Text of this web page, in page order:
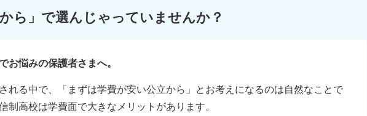
から」で選んじゃっていませんか？
お悩みの保護者さまへ。
れる中で、「まずは学費が安い公立から」とお考えになるのは自然なことで
制高校は学費面で大きなメリットがあります。